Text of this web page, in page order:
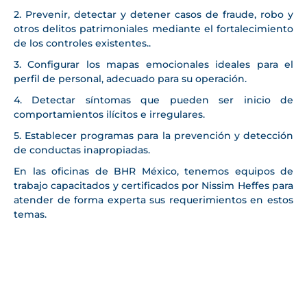
2. Prevenir, detectar y detener casos de fraude, robo y
otros delitos patrimoniales mediante el fortalecimiento
de los controles existentes..
3. Configurar los mapas emocionales ideales para el
perfil de personal, adecuado para su operación.
4. Detectar síntomas que pueden ser inicio de
comportamientos ilícitos e irregulares.
5. Establecer programas para la prevención y detección
de conductas inapropiadas.
En las oficinas de BHR México, tenemos equipos de
trabajo capacitados y certificados por Nissim Heffes para
atender de forma experta sus requerimientos en estos
temas.